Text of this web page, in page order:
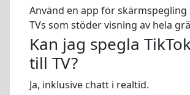
Använd en app för skärmspegling
TVs som stöder visning av hela
Kan jag spegla
till TV?
Ja, inklusive chatt i realtid.